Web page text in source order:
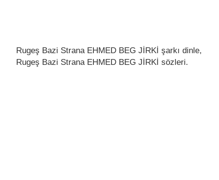
Rugeş Bazi Strana EHMED BEG JİRKİ şarkı dinle,
Rugeş Bazi Strana EHMED BEG JİRKİ sözleri.